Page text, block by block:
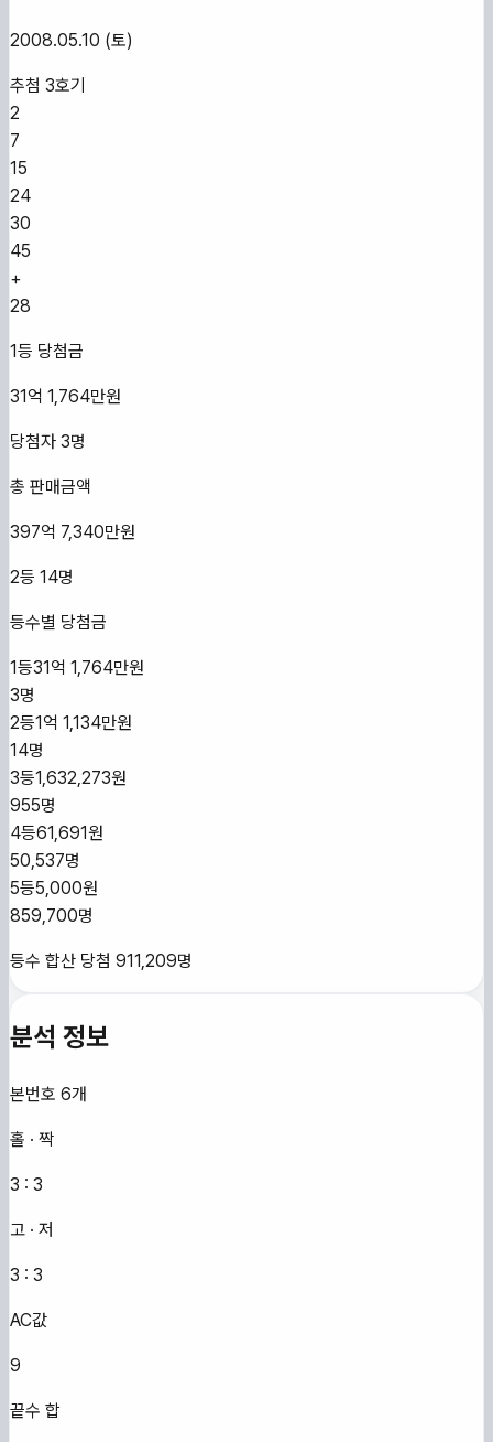
2008.05.10 (토)
추첨 3호기
2
7
15
24
30
45
+
28
1등 당첨금
31억 1,764만원
당첨자 3명
총 판매금액
397억 7,340만원
2등 14명
등수별 당첨금
1등31억 1,764만원
3명
2등1억 1,134만원
14명
3등1,632,273원
955명
4등61,691원
50,537명
5등5,000원
859,700명
등수 합산 당첨 911,209명
분석 정보
본번호 6개
홀 · 짝
3 : 3
고 · 저
3 : 3
AC값
9
끝수 합